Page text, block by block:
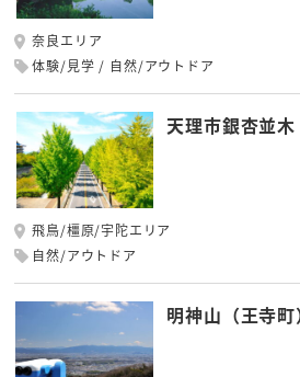
奈良エリア
体験/見学
自然/アウトドア
天理市銀杏並木
飛鳥/橿原/宇陀エリア
自然/アウトドア
明神山（王寺町